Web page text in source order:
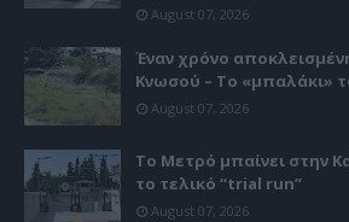
August 07, 2026
Έναν χρόνο
Κνωσού – Το «μπαλάκι»
August 07, 2026
Το Μετρό μπαίνει στην
το τελικό “trial run”
August 07, 2026